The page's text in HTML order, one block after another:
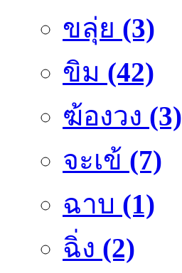
ขลุ่ย (3)
ขิม (42)
ฆ้องวง (3)
จะเข้ (7)
ฉาบ (1)
ฉิ่ง (2)